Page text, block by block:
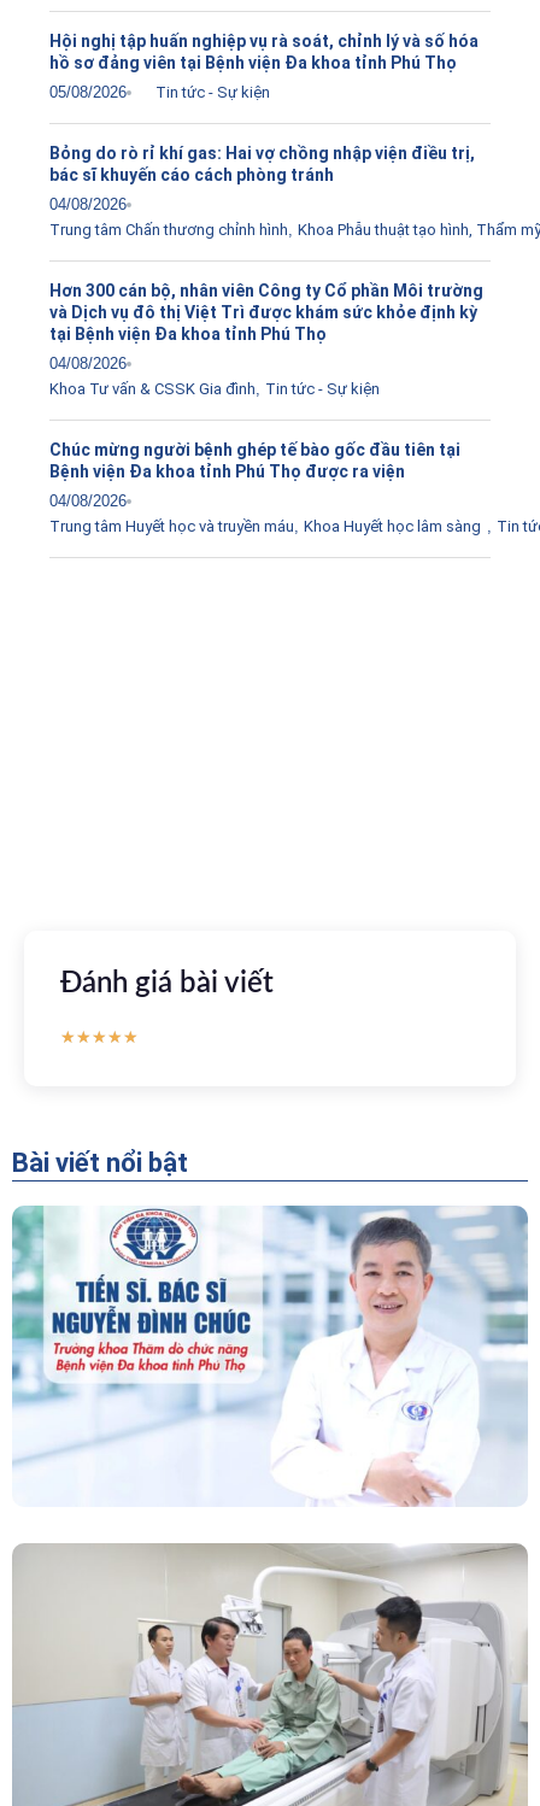
Hội nghị tập huấn nghiệp vụ rà soát, chỉnh lý và số hóa
hồ sơ đảng viên tại Bệnh viện Đa khoa tỉnh Phú Thọ
05/08/2026 Tin tức - Sự kiện
Bỏng do rò rỉ khí gas: Hai vợ chồng nhập viện điều trị,
bác sĩ khuyến cáo cách phòng tránh
04/08/2026
Trung tâm Chấn thương chỉnh hình Khoa Phẫu thuật tạo hình, Thẩm
Hơn 300 cán bộ, nhân viên Công ty Cổ phần Môi trường
và Dịch vụ đô thị Việt Trì được khám sức khỏe định kỳ
tại Bệnh viện Đa khoa tỉnh Phú Thọ
04/08/2026
Khoa Tư vấn & CSSK Gia đình
Tin tức - Sự kiện
Chúc mừng người bệnh ghép tế bào gốc đầu tiên tại
Bệnh viện Đa khoa tỉnh Phú Thọ được ra viện
04/08/2026
Trung tâm Huyết học và truyền máu Khoa Huyết học lâm sàng Tin
Đánh giá bài viết
★★★★★
Bài viết nổi bật
“Người Dẫn Đường” Của Khoa Thăm Dò Chức
Năng – Bệnh Viện Đa Khoa Tỉnh Phú Thọ
Chính Thức Vận Hành Máy Xạ Hình Thế Hệ
Mới Spect/CT Trong Chẩn Đoán Và Điều Trị
Ung Thư Tại Bệnh Viện Đa Khoa Tỉnh Phú Thọ